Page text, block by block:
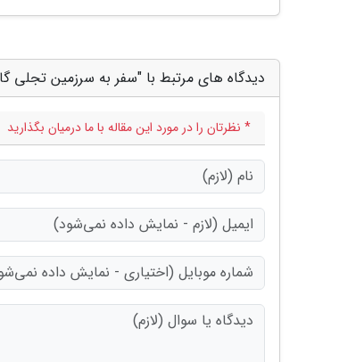
دیدگاه های مرتبط با "سفر به سرزمین تجلی
* نظرتان را در مورد این مقاله با ما درمیان بگذارید